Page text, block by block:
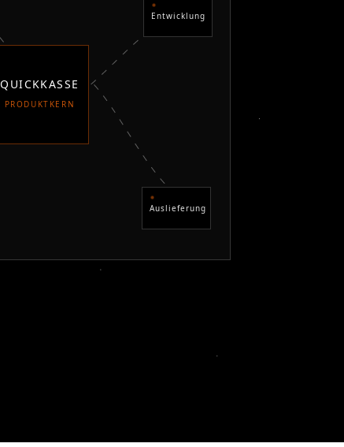
QUICKKASSE
PRODUKTKERN
Entwicklung
Auslieferung